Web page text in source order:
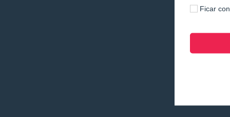
Ficar